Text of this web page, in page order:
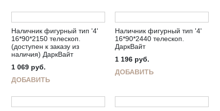
Наличник фигурный тип '4'
16*90*2150 телескоп.
(доступен к заказу из
наличия) ДаркВайт
1 069 руб.
ДОБАВИТЬ
Наличник фигурный тип '4'
16*90*2440 телескоп.
ДаркВайт
1 196 руб.
ДОБАВИТЬ